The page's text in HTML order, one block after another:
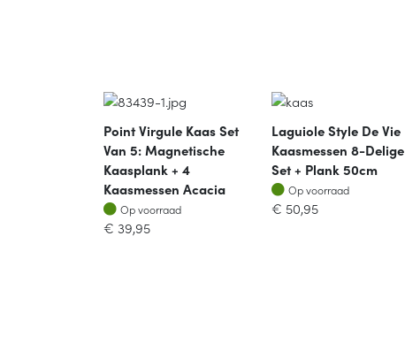
Point Virgule Kaas Set
Van 5: Magnetische
Kaasplank + 4
Kaasmessen Acacia
Op voorraad
Op voorraad
€ 39,95
Laguiole Style De Vie
Kaasmessen 8-Delige
Set + Plank 50cm
Op voorraad
Op voorraad
€ 50,95